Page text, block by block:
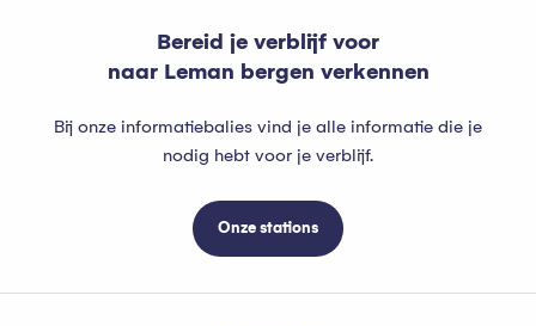
Bereid je verblijf voor
naar Leman bergen verkennen
Bij onze informatiebalies vind je alle informatie die je
nodig hebt voor je verblijf.
Onze stations